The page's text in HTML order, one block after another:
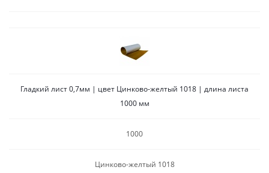
Гладкий лист 0,7мм | цвет Цинково-желтый 1018 | длина листа
1000 мм
1000
Цинково-желтый 1018